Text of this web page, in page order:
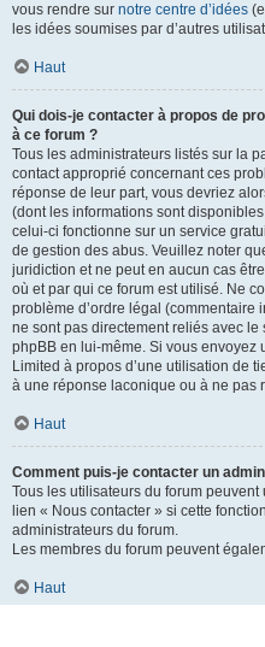
vous rendre sur notre centre d’idées
les idées soumises par d’autres
Haut
Qui dois-je contacter à propos de
à ce forum ?
Tous les administrateurs listés sur la
contact approprié concernant ces
réponse de leur part, vous devriez
(dont les informations sont
celui-ci fonctionne sur un service
de gestion des abus. Veuillez noter
juridiction et ne peut en aucun cas
où et par qui ce forum est utilisé. Ne
problème d’ordre légal (commentaire
ne sont pas directement reliés avec
phpBB en lui-même. Si vous envoyez
Limited à propos d’une utilisation de
à une réponse laconique ou à ne pas
Haut
Comment puis-je contacter un
Tous les utilisateurs du forum
lien « Nous contacter » si cette
administrateurs du forum.
Les membres du forum peuvent
Haut